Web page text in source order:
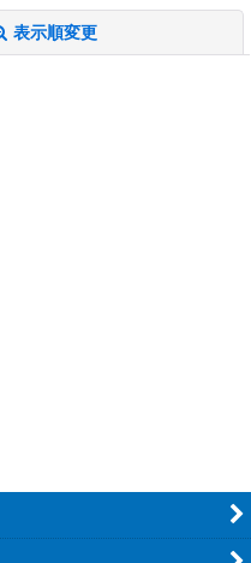
表示順変更